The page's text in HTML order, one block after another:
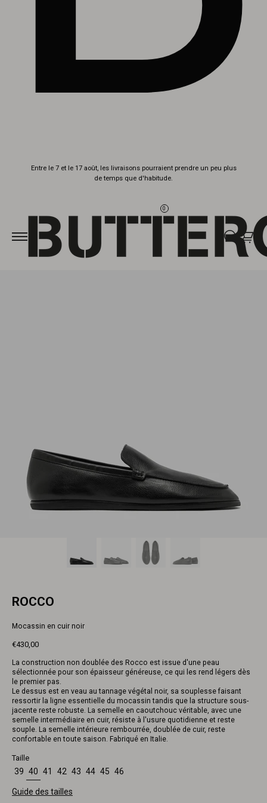
Entre le 7 et le 17 août, les livraisons pourraient prendre un peu plus
de temps que d'habitude.
0
ROCCO
Mocassin en cuir noir
€430,00
normal
La construction non doublée des Rocco est issue d'une peau
sélectionnée pour son épaisseur généreuse, ce qui les rend légers dès
le premier pas.
Le dessus est en veau au tannage végétal noir, sa souplesse faisant
ressortir la ligne essentielle du mocassin tandis que la structure sous-
jacente reste robuste. La semelle en caoutchouc véritable, avec une
semelle intermédiaire en cuir, résiste à l'usure quotidienne et reste
souple. La semelle intérieure rembourrée, doublée de cuir, reste
confortable en toute saison. Fabriqué en Italie.
Taille
39 40 41 42 43 44 45 46
Guide des tailles